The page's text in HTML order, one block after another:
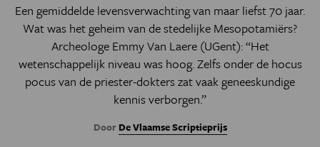
Een gemiddelde levensverwachting van maar liefst 70 jaar.
Wat was het geheim van de stedelijke Mesopotamiërs?
Archeologe Emmy Van Laere (UGent): “Het
wetenschappelijk niveau was hoog. Zelfs onder de hocus
pocus van de priester-dokters zat vaak geneeskundige
kennis verborgen.”
Door De Vlaamse Scriptieprijs